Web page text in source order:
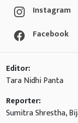
Instagram
Facebook
Editor:
Tara Nidhi Panta
Reporter:
Sumitra Shrestha,